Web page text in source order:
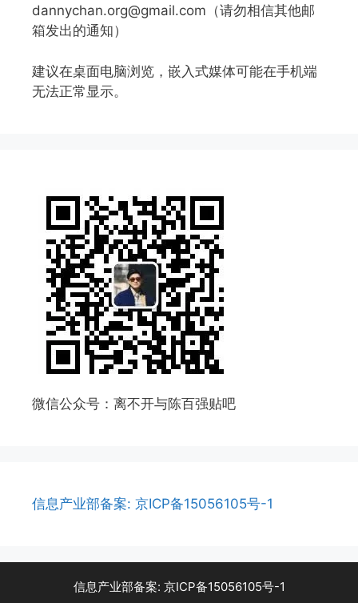
dannychan.org@gmail.com（请勿相信其他邮
箱发出的通知）
建议在桌面电脑浏览，嵌入式媒体可能在手机端
无法正常显示。
微信公众号：离不开与陈百强贴吧
信息产业部备案: 京ICP备15056105号-1
信息产业部备案: 京ICP备15056105号-1